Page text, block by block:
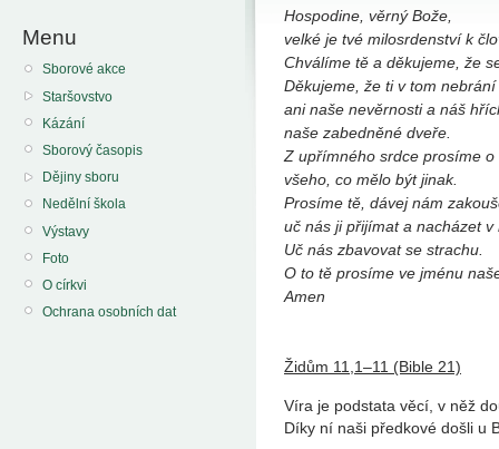
Menu
Sborové akce
Staršovstvo
Kázání
Sborový časopis
Dějiny sboru
Nedělní škola
Výstavy
Foto
O církvi
Ochrana osobních dat
Hospodine, věrný Bože,
velké je tvé milosrdenství k
Chválíme tě a děkujeme, že
Děkujeme, že ti v tom nebrání
ani naše nevěrnosti a náš
naše zabedněné dveře.
Z upřímného srdce prosíme o
všeho, co mělo být jinak.
Prosíme tě, dávej nám
uč nás ji přijímat a nacházet v
Uč nás zbavovat se strachu.
O to tě prosíme ve jménu
Amen
Židům 11,1‒11 (Bible 21)
Víra je podstata věcí, v něž
Díky ní naši předkové došli u